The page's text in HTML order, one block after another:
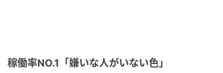
稼働率NO.1「嫌いな人がいない色」